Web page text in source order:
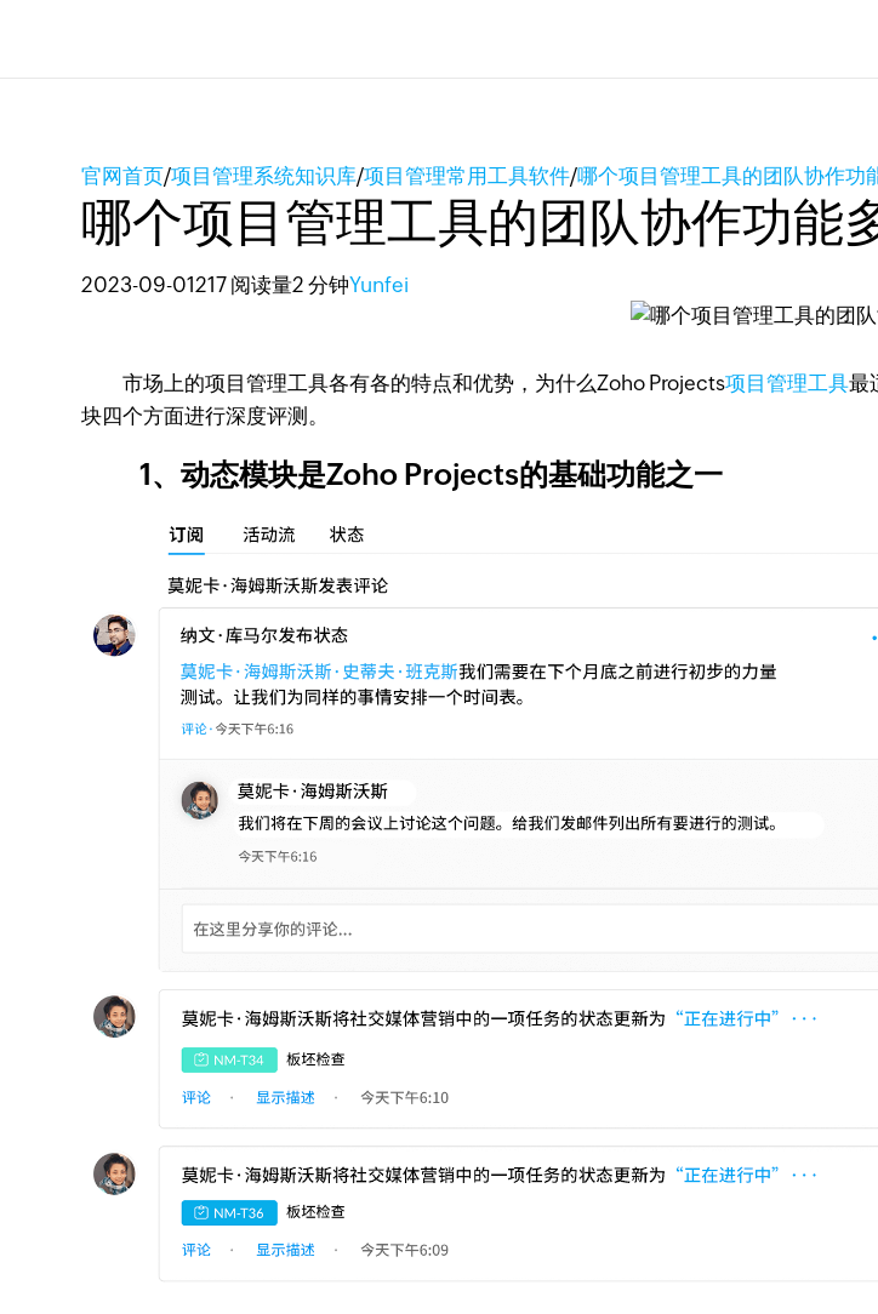
官网首页/项目管理系统知识库/项目管理常用工具软件/哪个项目管理工具的团队协作功
哪个项目管理工具的团队协作功能
2023-09-01217 阅读量2 分钟Yunfei
市场上的项目管理工具各有各的特点和优势，为什么Zoho Projects项目管理工具最
块四个方面进行深度评测。
1、动态模块是Zoho Projects的基础功能之一